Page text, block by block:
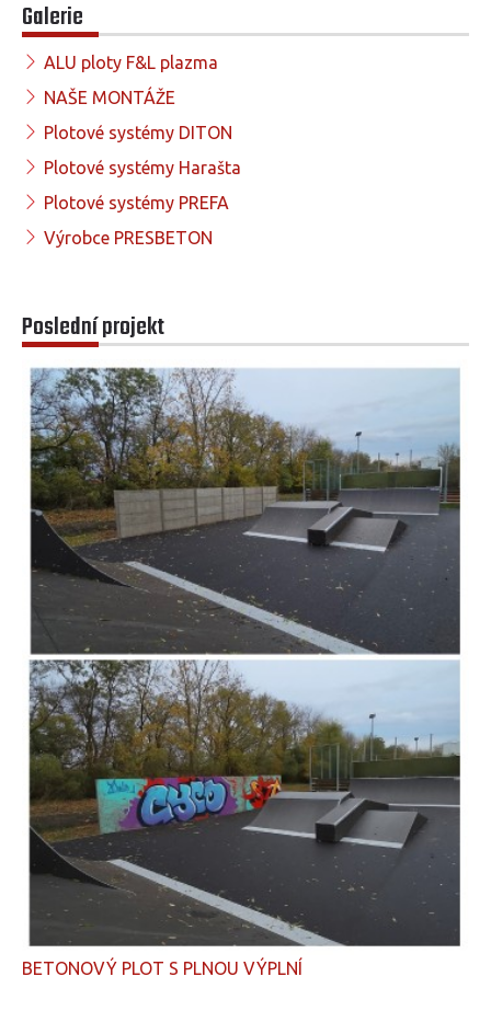
Galerie
ALU ploty F&L plazma
NAŠE MONTÁŽE
Plotové systémy DITON
Plotové systémy Harašta
Plotové systémy PREFA
Výrobce PRESBETON
Poslední projekt
BETONOVÝ PLOT S PLNOU VÝPLNÍ